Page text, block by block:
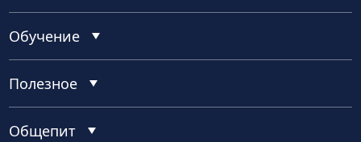
Обучение
Полезное
Общепит